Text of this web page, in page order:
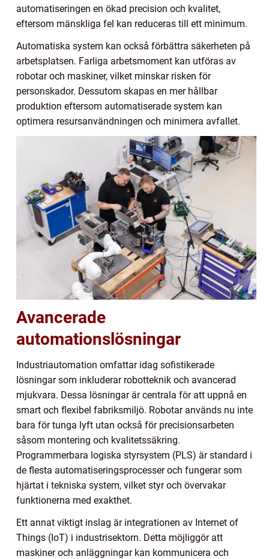
automatiseringen en ökad precision och kvalitet,
eftersom mänskliga fel kan reduceras till ett minimum.
Automatiska system kan också förbättra säkerheten på
arbetsplatsen. Farliga arbetsmoment kan utföras av
robotar och maskiner, vilket minskar risken för
personskador. Dessutom skapas en mer hållbar
produktion eftersom automatiserade system kan
optimera resursanvändningen och minimera avfallet.
Avancerade
automationslösningar
Industriautomation omfattar idag sofistikerade
lösningar som inkluderar robotteknik och avancerad
mjukvara. Dessa lösningar är centrala för att uppnå en
smart och flexibel fabriksmiljö. Robotar används nu inte
bara för tunga lyft utan också för precisionsarbeten
såsom montering och kvalitetssäkring.
Programmerbara logiska styrsystem (PLS) är standard i
de flesta automatiseringsprocesser och fungerar som
hjärtat i tekniska system, vilket styr och övervakar
funktionerna med exakthet.
Ett annat viktigt inslag är integrationen av Internet of
Things (IoT) i industrisektorn. Detta möjliggör att
maskiner och anläggningar kan kommunicera och